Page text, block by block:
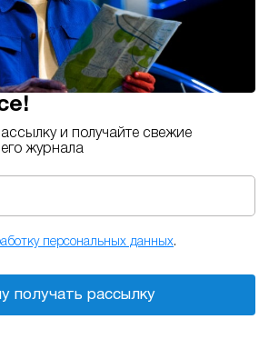
и получайте свежие
журнала
персональных данных.
получать рассылку